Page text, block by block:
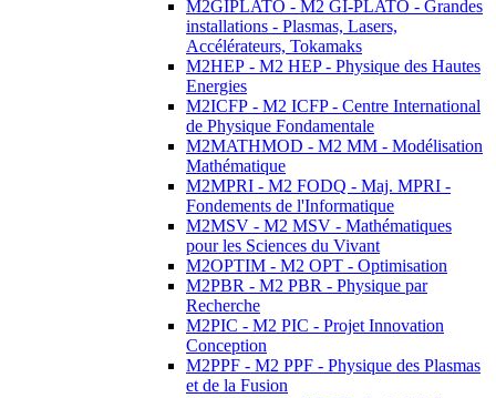
M2GIPLATO - M2 GI-PLATO - Grandes
installations - Plasmas, Lasers,
Accélérateurs, Tokamaks
M2HEP - M2 HEP - Physique des Hautes
Energies
M2ICFP - M2 ICFP - Centre International
de Physique Fondamentale
M2MATHMOD - M2 MM - Modélisation
Mathématique
M2MPRI - M2 FODQ - Maj. MPRI -
Fondements de l'Informatique
M2MSV - M2 MSV - Mathématiques
pour les Sciences du Vivant
M2OPTIM - M2 OPT - Optimisation
M2PBR - M2 PBR - Physique par
Recherche
M2PIC - M2 PIC - Projet Innovation
Conception
M2PPF - M2 PPF - Physique des Plasmas
et de la Fusion